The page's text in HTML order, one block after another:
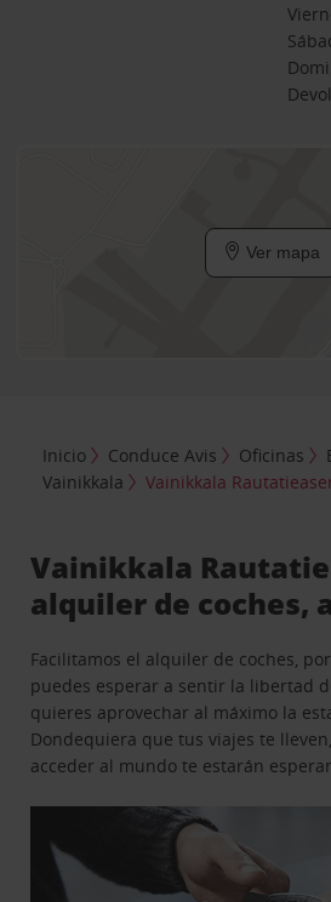
Ver mapa
Inicio Conduce Avis Oficinas
Vainikkala
Vainikkala
Vainikkala
alquiler de coches,
Facilitamos el alquiler de coches,
puedes esperar a sentir la libertad
quieres aprovechar al máximo la
Dondequiera que tus viajes te
acceder al mundo te estarán